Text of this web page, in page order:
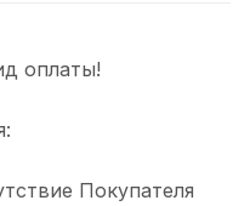
оплаты!
Покупателя